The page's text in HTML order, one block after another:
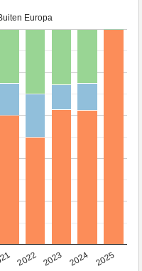
Europa
2022 2023 2024 2025